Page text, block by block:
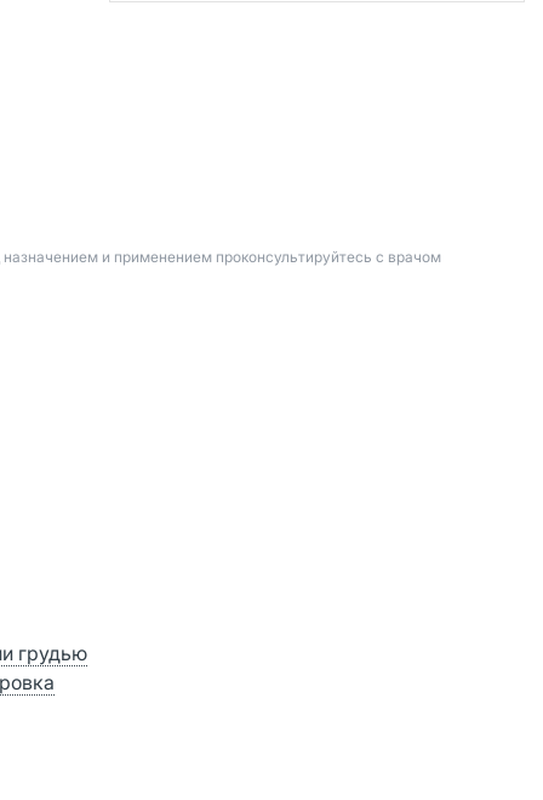
и применением проконсультируйтесь с врачом
грудью